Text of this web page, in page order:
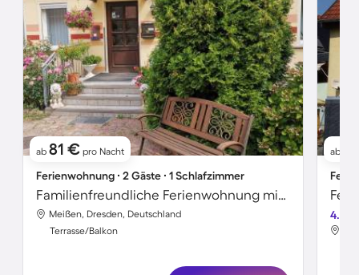
ab 81 € pro Nacht
Ferienwohnung ∙ 2 Gäste ∙ 1 Schlafzimmer
Familienfreundliche Ferienwohnung mit Terrasse
Meißen, Dresden, Deutschland
Terrasse/Balkon
ab
4.0